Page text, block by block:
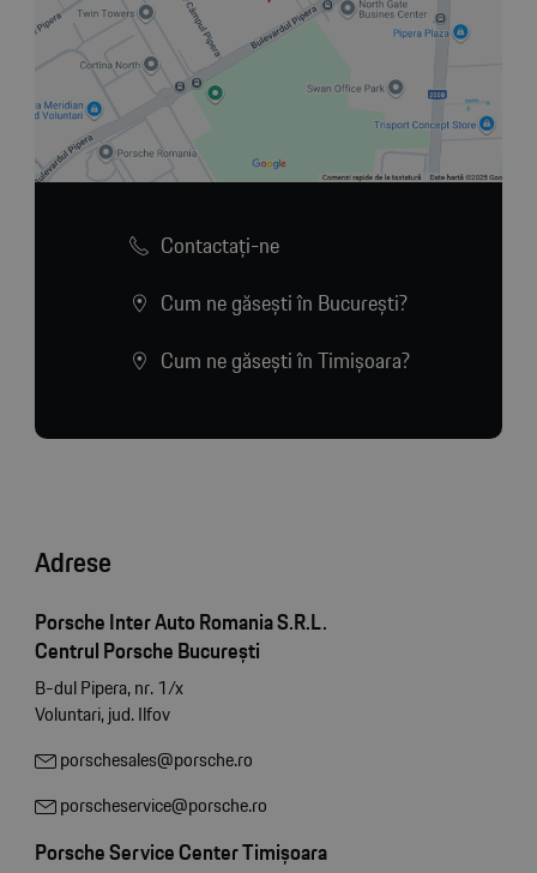
Contactaţi-ne
Cum ne găsești în București?
Cum ne găsești în Timișoara?
Adrese
Porsche Inter Auto Romania S.R.L.
Centrul Porsche București
B-dul Pipera, nr. 1/x
Voluntari, jud. Ilfov
porschesales@porsche.ro
porscheservice@porsche.ro
Porsche Service Center Timișoara